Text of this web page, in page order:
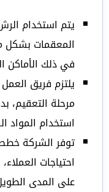
المعقمات بشكل
في ذلك الأماكن
يلتزم فريق
مرحلة التعقيم،
استخدام المواد
توفر الشركة
احتياجات
على المدى